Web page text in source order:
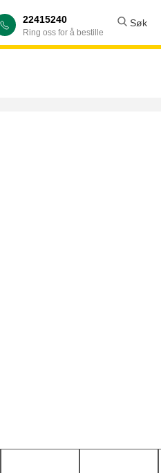
22415240
Ring oss for å bestille
Søk